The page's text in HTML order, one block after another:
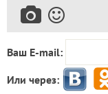
Ваш E-mail:
Или через: